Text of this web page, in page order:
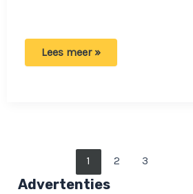
Online
geannuleerd!
Lees meer »
1 2 3
Advertenties